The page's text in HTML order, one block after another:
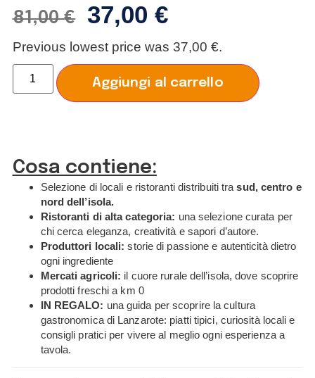
81,00€ 37,00€
Previous lowest price was 37,00 €.
Aggiungi al carrello
Cosa contiene:
Selezione di locali e ristoranti distribuiti trasud, centro e
nord dell’isola.
Ristoranti di alta categoria: una selezione curata per
chi cerca eleganza, creatività e sapori d’autore.
Produttori locali: storie di passione e autenticità dietro
ogni ingrediente
Mercati agricoli: il cuore rurale dell’isola, dove scoprire
prodotti freschi a km 0
IN REGALO: una guida per scoprire la cultura
gastronomica di Lanzarote: piatti tipici, curiosità locali e
consigli pratici per vivere al meglio ogni esperienza a
tavola.